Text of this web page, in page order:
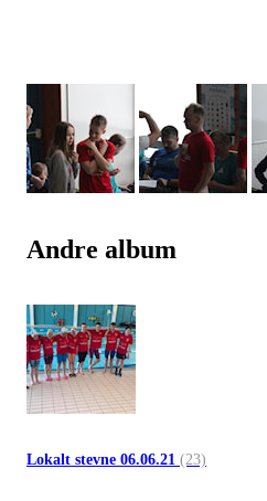
Andre album
Lokalt stevne 06.06.21 (23)